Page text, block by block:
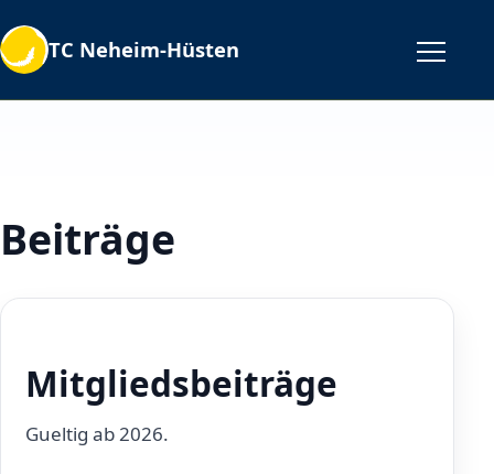
TC Neheim-Hüsten
Beiträge
Mitgliedsbeiträge
Gueltig ab 2026.